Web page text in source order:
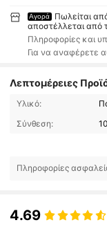
Αγορά
Πωλείται
αποστέλλεται από
Πληροφορίες και
Για να αναφέρετε
Λεπτομέρειες
Υλικό:
Σύνθεση:
Πληροφορίες
4.69